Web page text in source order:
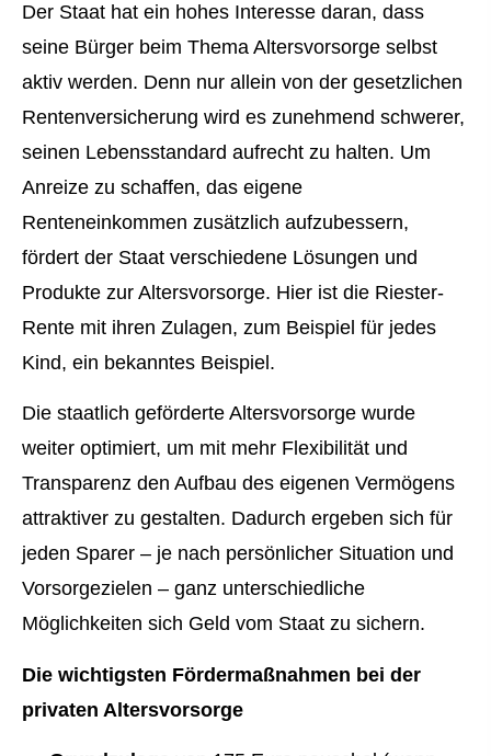
Der Staat hat ein hohes Interesse daran, dass
seine Bürger beim Thema Alters­vorsorge selbst
aktiv werden. Denn nur allein von der gesetzlichen
Rentenversicherung wird es zunehmend schwerer,
seinen Lebensstandard aufrecht zu halten. Um
Anreize zu schaffen, das eigene
Renteneinkommen zusätzlich aufzubessern,
fördert der Staat verschiedene Lösungen und
Produkte zur Alters­vorsorge. Hier ist die Riester-
Rente mit ihren Zulagen, zum Beispiel für jedes
Kind, ein bekanntes Beispiel.
Die staatlich geförderte Alters­vorsorge wurde
weiter optimiert, um mit mehr Flexibilität und
Transparenz den Aufbau des eigenen Vermögens
attraktiver zu gestalten. Dadurch ergeben sich für
jeden Sparer – je nach persönlicher Situation und
Vorsorgezielen – ganz unterschiedliche
Möglichkeiten sich Geld vom Staat zu sichern.
Die wichtigsten Fördermaßnahmen bei der
privaten Alters­vorsorge